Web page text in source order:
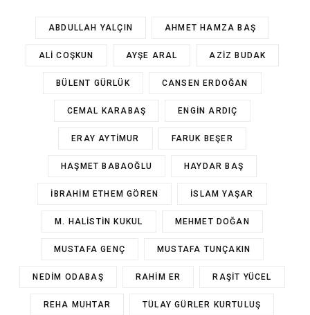
ABDULLAH YALÇIN AHMET HAMZA BAŞ
ALI COŞKUN AYŞE ARAL AZIZ BUDAK
BÜLENT GÜRLÜK CANSEN ERDOĞAN
CEMAL KARABAŞ ENGIN ARDIÇ
ERAY AYTIMUR FARUK BEŞER
HAŞMET BABAOĞLU HAYDAR BAŞ
İBRAHIM ETHEM GÖREN İSLAM YAŞAR
M. HALISTIN KUKUL MEHMET DOĞAN
MUSTAFA GENÇ MUSTAFA TUNÇAKIN
NEDIM ODABAŞ RAHIM ER RAŞIT YÜCEL
REHA MUHTAR TÜLAY GÜRLER KURTULUŞ